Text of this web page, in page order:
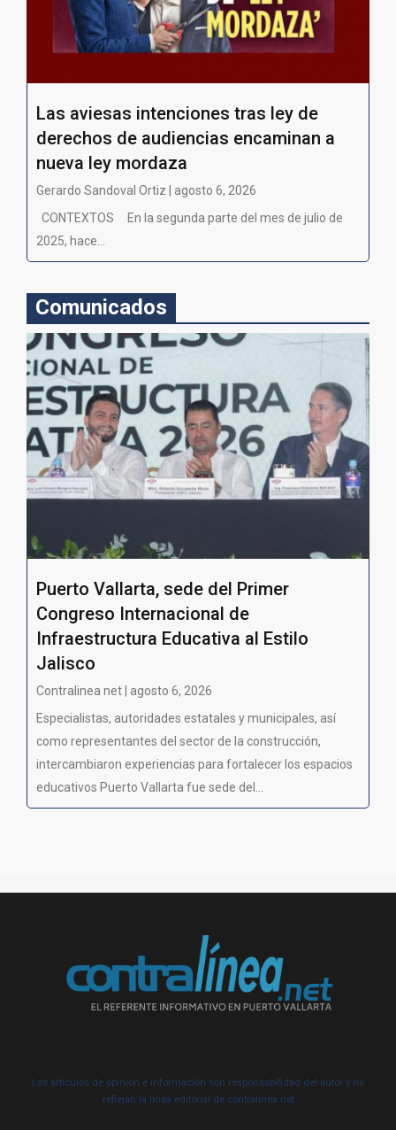
Las aviesas intenciones tras ley de
derechos de audiencias encaminan a
nueva ley mordaza
Gerardo Sandoval Ortiz | agosto 6, 2026
CONTEXTOS En la segunda parte del mes de julio de
2025, hace...
Comunicados
Puerto Vallarta, sede del Primer
Congreso Internacional de
Infraestructura Educativa al Estilo
Jalisco
Contralinea net | agosto 6, 2026
Especialistas, autoridades estatales y municipales, así
como representantes del sector de la construcción,
intercambiaron experiencias para fortalecer los espacios
educativos Puerto Vallarta fue sede del...
Los artículos de opinión e información son responsabilidad del autor y no
reflejan la línea editorial de contralínea.net